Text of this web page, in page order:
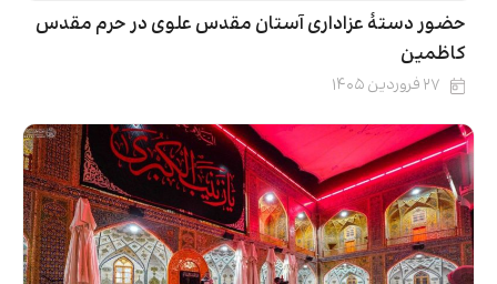
حضور دستۀ عزاداری آستان مقدس علوی در حرم مقدس
کاظمین
۲۷ فروردین ۱۴۰۵